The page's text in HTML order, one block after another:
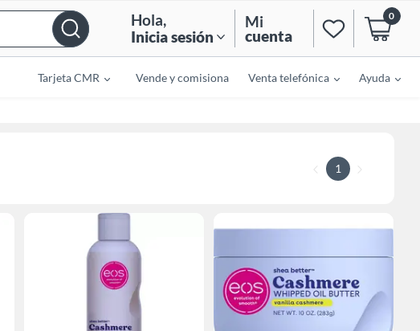
Hola,
Inicia sesión
Mi
cuenta
0
Tarjeta CMR Vende y comisiona Venta telefónica Ayuda
1